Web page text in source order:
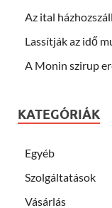
Az ital
Lassítják az idő
A Monin szirup
KATEGÓRIÁK
Egyéb
Szolgáltatások
Vásárlás